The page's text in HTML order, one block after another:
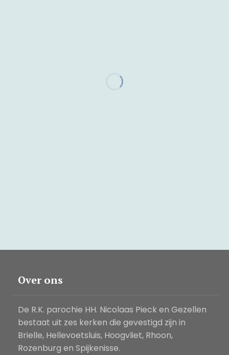
Over ons
De R.K. parochie HH. Nicolaas Pieck en Gezellen
bestaat uit zes kerken die gevestigd zijn in
Brielle, Hellevoetsluis, Hoogvliet, Rhoon,
Rozenburg en Spijkenisse.